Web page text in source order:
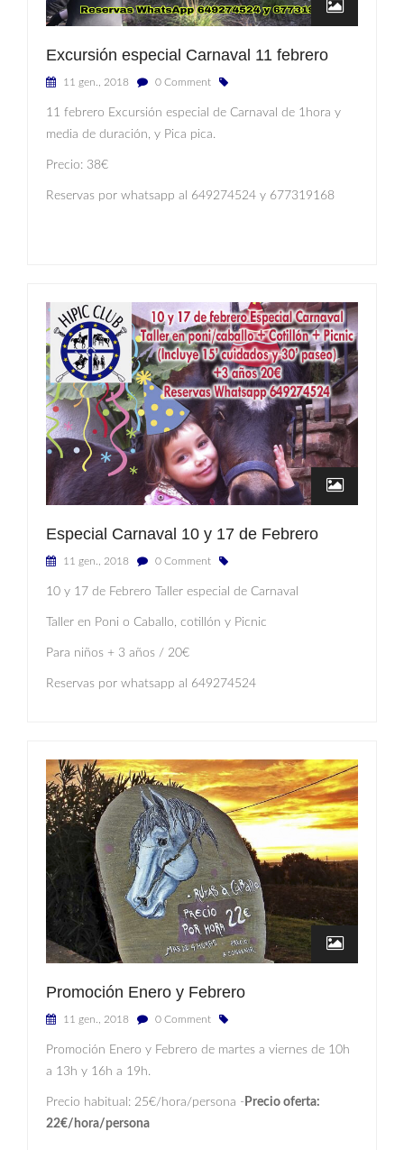
Excursión especial Carnaval 11 febrero
11 gen., 2018 0 Comment
11 febrero Excursión especial de Carnaval de 1hora y
media de duración, y Pica pica.
Precio: 38€
Reservas por whatsapp al 649274524 y 677319168
Especial Carnaval 10 y 17 de Febrero
11 gen., 2018 0 Comment
10 y 17 de Febrero Taller especial de Carnaval
Taller en Poni o Caballo, cotillón y Picnic
Para niños + 3 años / 20€
Reservas por whatsapp al 649274524
Promoción Enero y Febrero
11 gen., 2018 0 Comment
Promoción Enero y Febrero de martes a viernes de 10h
a 13h y 16h a 19h.
Precio habitual: 25€/hora/persona - Precio oferta:
22€/hora/persona